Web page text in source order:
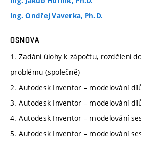
Ing. Ondřej Vaverka, Ph.D.
OSNOVA
1. Zadání úlohy k zápočtu, rozdělení
problému (společně)
2. Autodesk Inventor – modelování
3. Autodesk Inventor – modelování
4. Autodesk Inventor – modelování
5. Autodesk Inventor – modelování